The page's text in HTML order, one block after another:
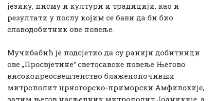
језику, писму и култури и традицији, као и
резултати у послу којим се бави да би био
славодобитник ове повеље.
Мучибабић је подсјетио да су ранији добитници
ове „Просвјетине“ светосавске повеље Његово
високопреосвештенство блаженопочивши
митрополит црногорско-приморски Амфилохије,
затим његов насљедник митрополит Јоаникије, а